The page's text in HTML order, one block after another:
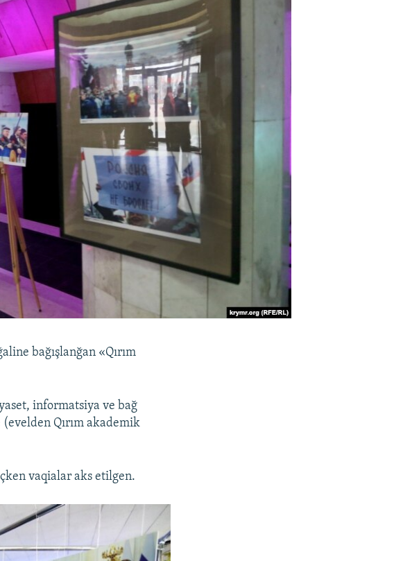
bağışlanğan «Qırım
informatsiya ve bağ
Qırım akademik
vaqialar aks etilgen.